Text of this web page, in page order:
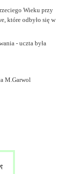
Wieku przy
które odbyło się w
- uczta była
M.Garwol